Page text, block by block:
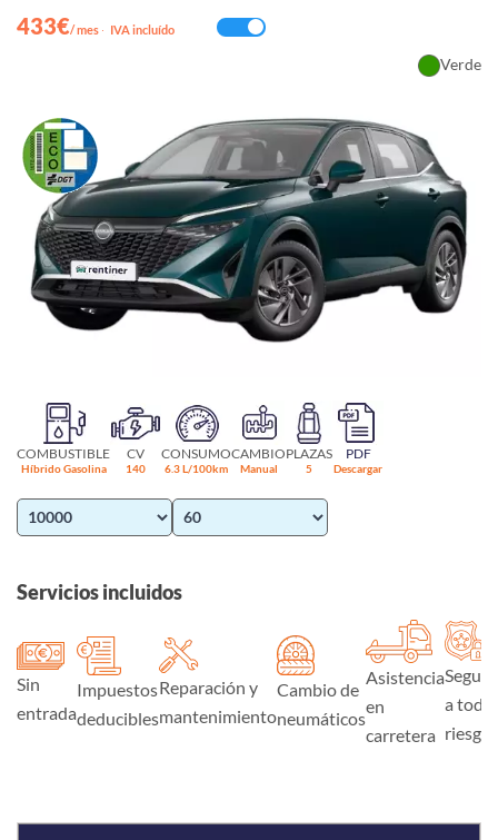
433€/ mes · IVA incluído
Verde
COMBUSTIBLE
Híbrido Gasolina
CV
140
CONSUMO
6.3 L/100km
CAMBIO
Manual
PLAZAS
5
PDF
Descargar
Servicios incluidos
Sin
entrada
Impuestos
deducibles
Reparación y
mantenimiento
Cambio de
neumáticos
Asistencia
en
carretera
Seguro
a todo
riesgo